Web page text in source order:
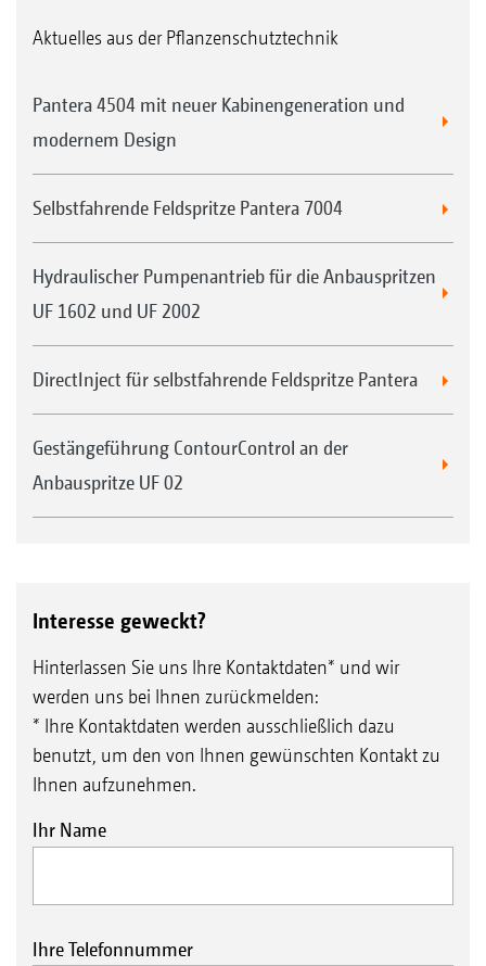
Aktuelles aus der Pflanzenschutztechnik
Pantera 4504 mit neuer Kabinengeneration und
modernem Design
Selbstfahrende Feldspritze Pantera 7004
Hydraulischer Pumpenantrieb für die Anbauspritzen
UF 1602 und UF 2002
DirectInject für selbstfahrende Feldspritze Pantera
Gestängeführung ContourControl an der
Anbauspritze UF 02
Interesse geweckt?
Hinterlassen Sie uns Ihre Kontaktdaten* und wir
werden uns bei Ihnen zurückmelden:
* Ihre Kontaktdaten werden ausschließlich dazu
benutzt, um den von Ihnen gewünschten Kontakt zu
Ihnen aufzunehmen.
Ihr Name
Ihre Telefonnummer